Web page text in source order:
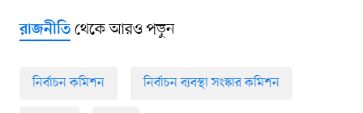
রাজনীতিথেকে আরও পড়ুন
নির্বাচন কমিশন নির্বাচন ব্যবস্থা সংস্কার কমিশন